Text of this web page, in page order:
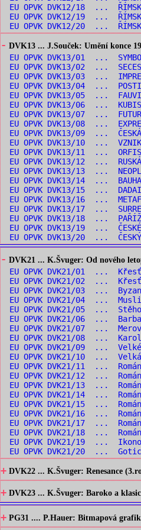
EU OPVK DVK12/18 ... ŘÍMSKÁ
EU OPVK DVK12/19 ... ŘÍMSKÉ
EU OPVK DVK12/20 ...
- DVK13 ... J.Souček: Umění konce
EU OPVK DVK13/01 ...
EU OPVK DVK13/02 ...
EU OPVK DVK13/03 ...
EU OPVK DVK13/04 ...
EU OPVK DVK13/05 ...
EU OPVK DVK13/06 ...
EU OPVK DVK13/07 ...
EU OPVK DVK13/08 ...
EU OPVK DVK13/09 ... ČESKÁ
EU OPVK DVK13/10 ... VZNIK
EU OPVK DVK13/11 ...
EU OPVK DVK13/12 ... RUSKÁ
EU OPVK DVK13/13 ...
EU OPVK DVK13/14 ...
EU OPVK DVK13/15 ...
EU OPVK DVK13/16 ...
EU OPVK DVK13/17 ...
EU OPVK DVK13/18 ...
EU OPVK DVK13/19 ... ČESKÉ
EU OPVK DVK13/20 ... ČESKÝ
- DVK21 ... K.Švuger: Od nového
EU OPVK DVK21/01 ...
EU OPVK DVK21/02 ...
EU OPVK DVK21/03 ...
EU OPVK DVK21/04 ...
EU OPVK DVK21/05 ...
EU OPVK DVK21/06 ...
EU OPVK DVK21/07 ...
EU OPVK DVK21/08 ...
EU OPVK DVK21/09 ...
EU OPVK DVK21/10 ...
EU OPVK DVK21/11 ...
EU OPVK DVK21/12 ...
EU OPVK DVK21/13 ...
EU OPVK DVK21/14 ...
EU OPVK DVK21/15 ...
EU OPVK DVK21/16 ...
EU OPVK DVK21/17 ...
EU OPVK DVK21/18 ...
EU OPVK DVK21/19 ...
EU OPVK DVK21/20 ...
+ DVK22 ... K.Švuger: Renesance
+ DVK23 ... K.Švuger: Baroko a
+ PG31 .... P.Hauer: Bitmapová